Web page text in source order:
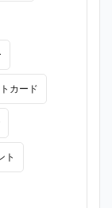
カード
ト